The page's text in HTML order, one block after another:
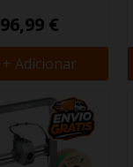
96,99 €
+ Adicionar